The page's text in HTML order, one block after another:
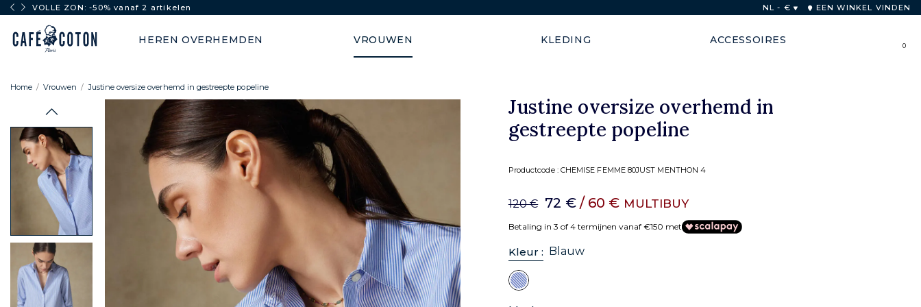
VOLLE ZON: -50% vanaf 2 artikelen NL - € EEN WINKEL VINDEN
HEREN OVERHEMDEN VROUWEN KLEDING ACCESSOIRES 0
Home Vrouwen Justine oversize overhemd in gestreepte popeline
Justine oversize overhemd in
gestreepte popeline
Productcode : CHEMISE FEMME 80JUST MENTHON 4
120 € 72 €/ 60 € MULTIBUY
Betaling in 3 of 4 termijnen vanaf €150 met
Kleur : Blauw